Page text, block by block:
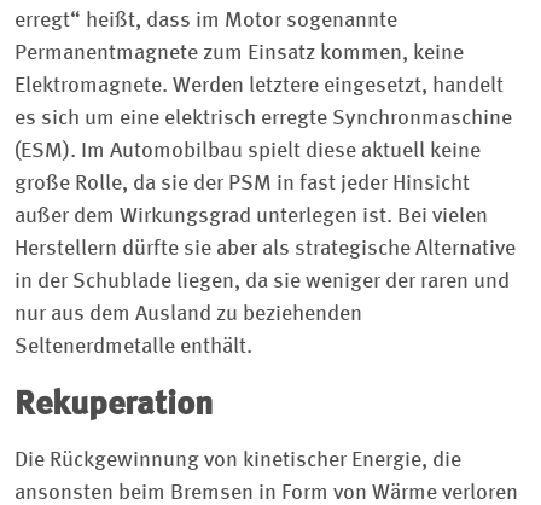
erregt“ heißt, dass im Motor sogenannte
Permanentmagnete zum Einsatz kommen, keine
Elektromagnete. Werden letztere eingesetzt, handelt
es sich um eine elektrisch erregte Synchronmaschine
(ESM). Im Automobilbau spielt diese aktuell keine
große Rolle, da sie der PSM in fast jeder Hinsicht
außer dem Wirkungsgrad unterlegen ist. Bei vielen
Herstellern dürfte sie aber als strategische Alternative
in der Schublade liegen, da sie weniger der raren und
nur aus dem Ausland zu beziehenden
Seltenerdmetalle enthält.
Rekuperation
Die Rückgewinnung von kinetischer Energie, die
ansonsten beim Bremsen in Form von Wärme verloren